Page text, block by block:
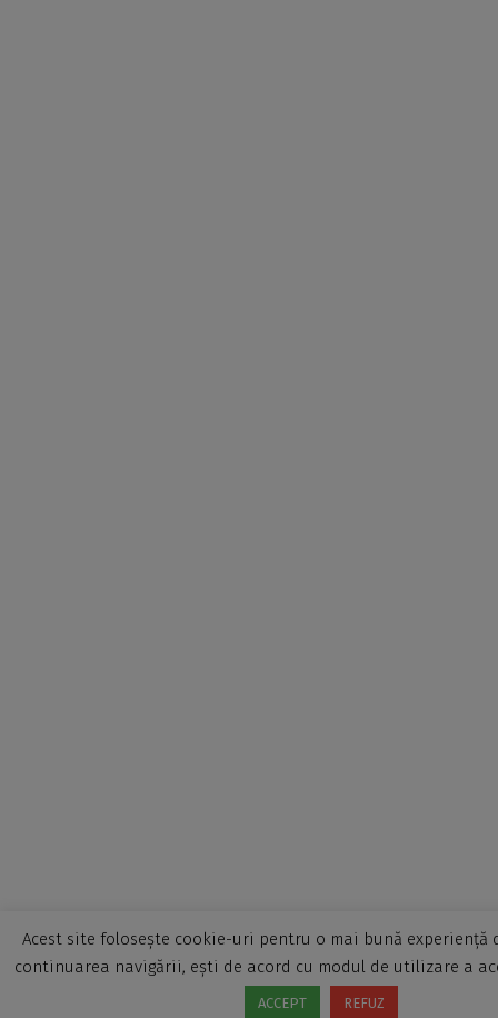
Acest site folosește cookie-uri pentru o mai bună experiență
continuarea navigării, ești de acord cu modul de utilizare a
ACCEPT REFUZ